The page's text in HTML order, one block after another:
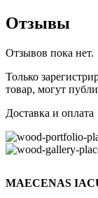
Отзывы
Отзывов пока нет.
Только
товар, могут
Доставка и оплата
MAECENAS